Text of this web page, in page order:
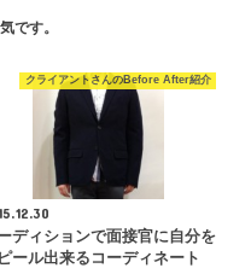
です。
クライアントさんのBefore After紹介
ディションで面接官に自分を
ール出来るコーディネート